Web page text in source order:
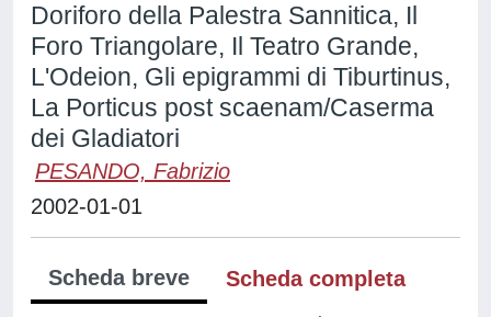
Doriforo della Palestra Sannitica, Il
Foro Triangolare, Il Teatro Grande,
L'Odeion, Gli epigrammi di Tiburtinus,
La Porticus post scaenam/Caserma
dei Gladiatori
PESANDO, Fabrizio
2002-01-01
Scheda breve
Scheda completa